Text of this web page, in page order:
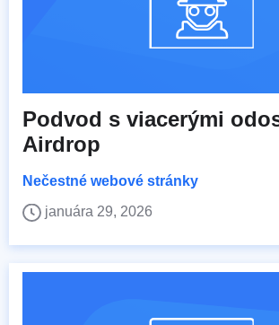
Podvod s viacerými
Airdrop
Nečestné webové stránky
januára 29, 2026